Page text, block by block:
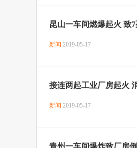
昆山一车间燃爆起火 致
新闻 2019-05-17
接连两起工业厂房起火
新闻 2019-05-17
青州一车间爆炸致厂房